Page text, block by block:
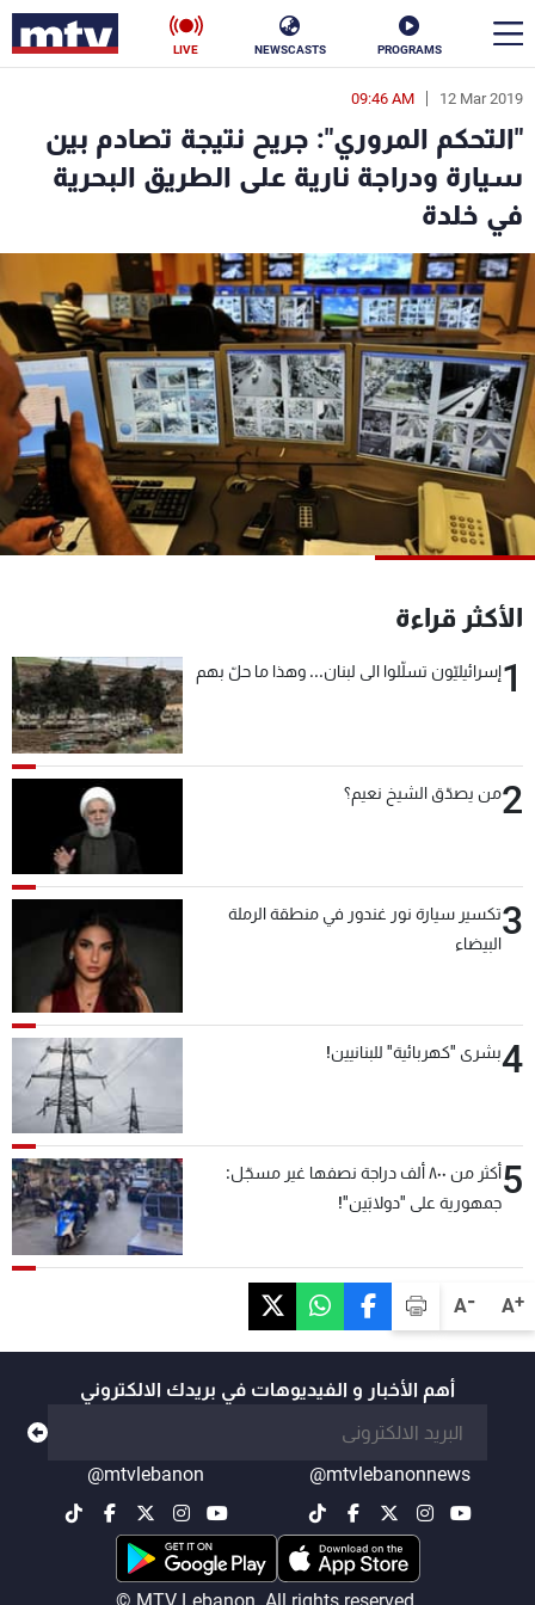
PROGRAMS
NEWSCASTS
LIVE
A+
A-
12 Mar 2019
09:46 AM
"التحكم المروري": جريح نتيجة تصادم بين
سيارة ودراجة نارية على الطريق البحرية
في خلدة
الأكثر قراءة
1إسرائيليّون تسلّلوا الى لبنان... وهذا ما حلّ بهم
2من يصدّق الشيخ نعيم؟
3تكسير سيارة نور غندور في منطقة الرملة
البيضاء
4بشرى "كهربائية" للبنانيين!
5
أكثر من ٨٠٠ ألف دراجة نصفها غير مسجّل:
جمهورية على "دولابَين"!
أهم الأخبار و الفيديوهات في بريدك الالكتروني
@mtvlebanonnews
@mtvlebanon
en
الأخبار
سياسة
إقتصاد فن
منوعات رياضة
كأس العالم
البرامج
جدول البرامج
شاهد البرامج
عن MTV
الإنـتـاج
وظائف
شروط الإسـتخدام
سياسة الخصوصية